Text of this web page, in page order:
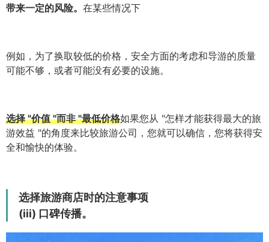
带来一定的风险。 在某些情况下
例如，为了换取较低的价格，安全方面的考虑和导游的质量
可能不够，或者可能没有必要的设施。
选择 "价值 "而非 "最低价格如果您从 "怎样才能获得最大的旅
游效益 "的角度来比较旅游公司，您就可以确信，您将获得安
全和愉快的体验。
选择旅游商店时的注意事项
(iii) 口碑传播。